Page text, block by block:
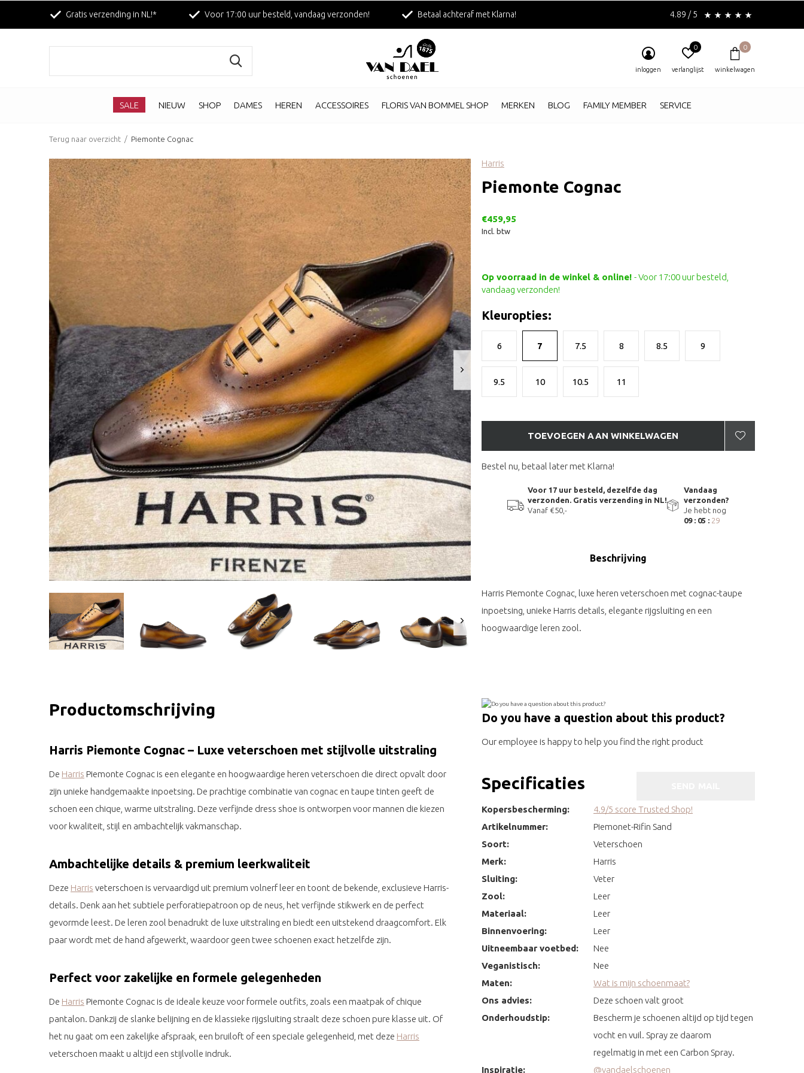
SALE NIEUW SHOP DAMES HEREN ACCESSOIRES FLORIS VAN BOMMEL SHOP MERKEN BLOG FAMILY MEMBER SERVICE
inloggen verlanglijst
0
winkelwagen
0
Gratis verzending in NL!* Voor 17:00 uur besteld, vandaag verzonden! Betaal achteraf met Klarna! 4.89 / 5
Terug naar overzicht Piemonte Cognac
Harris
Piemonte Cognac
€459,95
Incl. btw
Op voorraad in de winkel & online! - Voor 17:00 uur besteld,
vandaag verzonden!
Kleuropties:
6 7 7.5 8 8.5 9
9.5 10 10.5 11
TOEVOEGEN AAN WINKELWAGEN
Bestel nu, betaal later met Klarna!
Voor 17 uur besteld, dezelfde dag
verzonden. Gratis verzending in NL!
Vanaf €50,-
Vandaag
verzonden?
Je hebt nog
09 : 05 : 28
Beschrijving
Harris Piemonte Cognac, luxe heren veterschoen met cognac-taupe
inpoetsing, unieke Harris details, elegante rijgsluiting en een
hoogwaardige leren zool.
Productomschrijving
Harris Piemonte Cognac – Luxe veterschoen met stijlvolle uitstraling
De Harris Piemonte Cognac is een elegante en hoogwaardige heren veterschoen die direct opvalt door
zijn unieke handgemaakte inpoetsing. De prachtige combinatie van cognac en taupe tinten geeft de
schoen een chique, warme uitstraling. Deze verfijnde dress shoe is ontworpen voor mannen die kiezen
voor kwaliteit, stijl en ambachtelijk vakmanschap.
Ambachtelijke details & premium leerkwaliteit
Deze Harris veterschoen is vervaardigd uit premium volnerf leer en toont de bekende, exclusieve Harris-
details. Denk aan het subtiele perforatiepatroon op de neus, het verfijnde stikwerk en de perfect
gevormde leest. De leren zool benadrukt de luxe uitstraling en biedt een uitstekend draagcomfort. Elk
paar wordt met de hand afgewerkt, waardoor geen twee schoenen exact hetzelfde zijn.
Perfect voor zakelijke en formele gelegenheden
De Harris Piemonte Cognac is de ideale keuze voor formele outfits, zoals een maatpak of chique
pantalon. Dankzij de slanke belijning en de klassieke rijgsluiting straalt deze schoen pure klasse uit. Of
het nu gaat om een zakelijke afspraak, een bruiloft of een speciale gelegenheid, met deze Harris
veterschoen maakt u altijd een stijlvolle indruk.
Do you have a question about this product?
Our employee is happy to help you find the right product
Specificaties
Kopersbescherming:
4.9/5 score Trusted Shop!
Artikelnummer:
Piemonet-Rifin Sand
Soort:
Veterschoen
Merk:
Harris
Sluiting:
Veter
Zool:
Leer
Materiaal:
Leer
Binnenvoering:
Leer
Uitneembaar voetbed:
Nee
Veganistisch:
Nee
Maten:
Wat is mijn schoenmaat?
Ons advies:
Deze schoen valt groot
Onderhoudstip:
Bescherm je schoenen altijd op tijd tegen
vocht en vuil. Spray ze daarom
regelmatig in met een Carbon Spray.
Inspiratie:
@vandaelschoenen